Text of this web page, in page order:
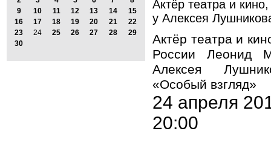
9
10 11 12 13 14
15
16
17 18 19 20 21
22
23
24 25 26 27 28
29
30
Актёр театра и
у Алексея
Актёр театра и
России Леонид
Алексея
«Особый взгляд»
24 апреля
20:00